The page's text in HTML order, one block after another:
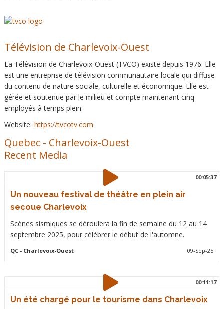
Télévision de Charlevoix-Ouest
La Télévision de Charlevoix-Ouest (TVCO) existe depuis 1976. Elle
est une entreprise de télévision communautaire locale qui diffuse
du contenu de nature sociale, culturelle et économique. Elle est
gérée et soutenue par le milieu et compte maintenant cinq
employés à temps plein.
Website: https://tvcotv.com
Quebec - Charlevoix-Ouest
Recent Media
00:05:37
Un nouveau festival de théâtre en plein air
secoue Charlevoix
Scènes sismiques se déroulera la fin de semaine du 12 au 14
septembre 2025, pour célébrer le début de l'automne.
QC- Charlevoix-Ouest 09-Sep-25
00:11:17
Un été chargé pour le tourisme dans Charlevoix